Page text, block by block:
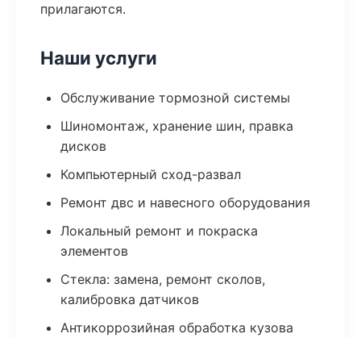
прилагаются.
Наши услуги
Обслуживание тормозной системы
Шиномонтаж, хранение шин, правка
дисков
Компьютерный сход-развал
Ремонт двс и навесного оборудования
Локальный ремонт и покраска
элементов
Стекла: замена, ремонт сколов,
калибровка датчиков
Антикоррозийная обработка кузова